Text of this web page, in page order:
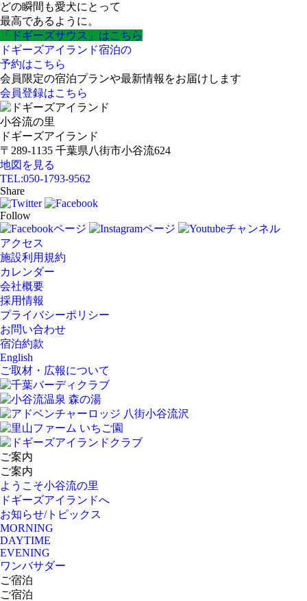
どの瞬間も愛犬にとって
最高であるように。
「ドギーズサウス」はこちら
ドギーズアイランド宿泊の
予約はこちら
会員限定の宿泊プランや最新情報をお届けします
会員登録はこちら
小谷流の里
ドギーズアイランド
〒289-1135 千葉県八街市小谷流624
地図を見る
TEL:050-1793-9562
Share
Follow
アクセス
施設利用規約
カレンダー
会社概要
採用情報
プライバシーポリシー
お問い合わせ
宿泊約款
English
ご取材・広報について
ご案内
ご案内
ようこそ小谷流の里
ドギーズアイランドへ
お知らせ/トピックス
MORNING
DAYTIME
EVENING
ワンバサダー
ご宿泊
ご宿泊